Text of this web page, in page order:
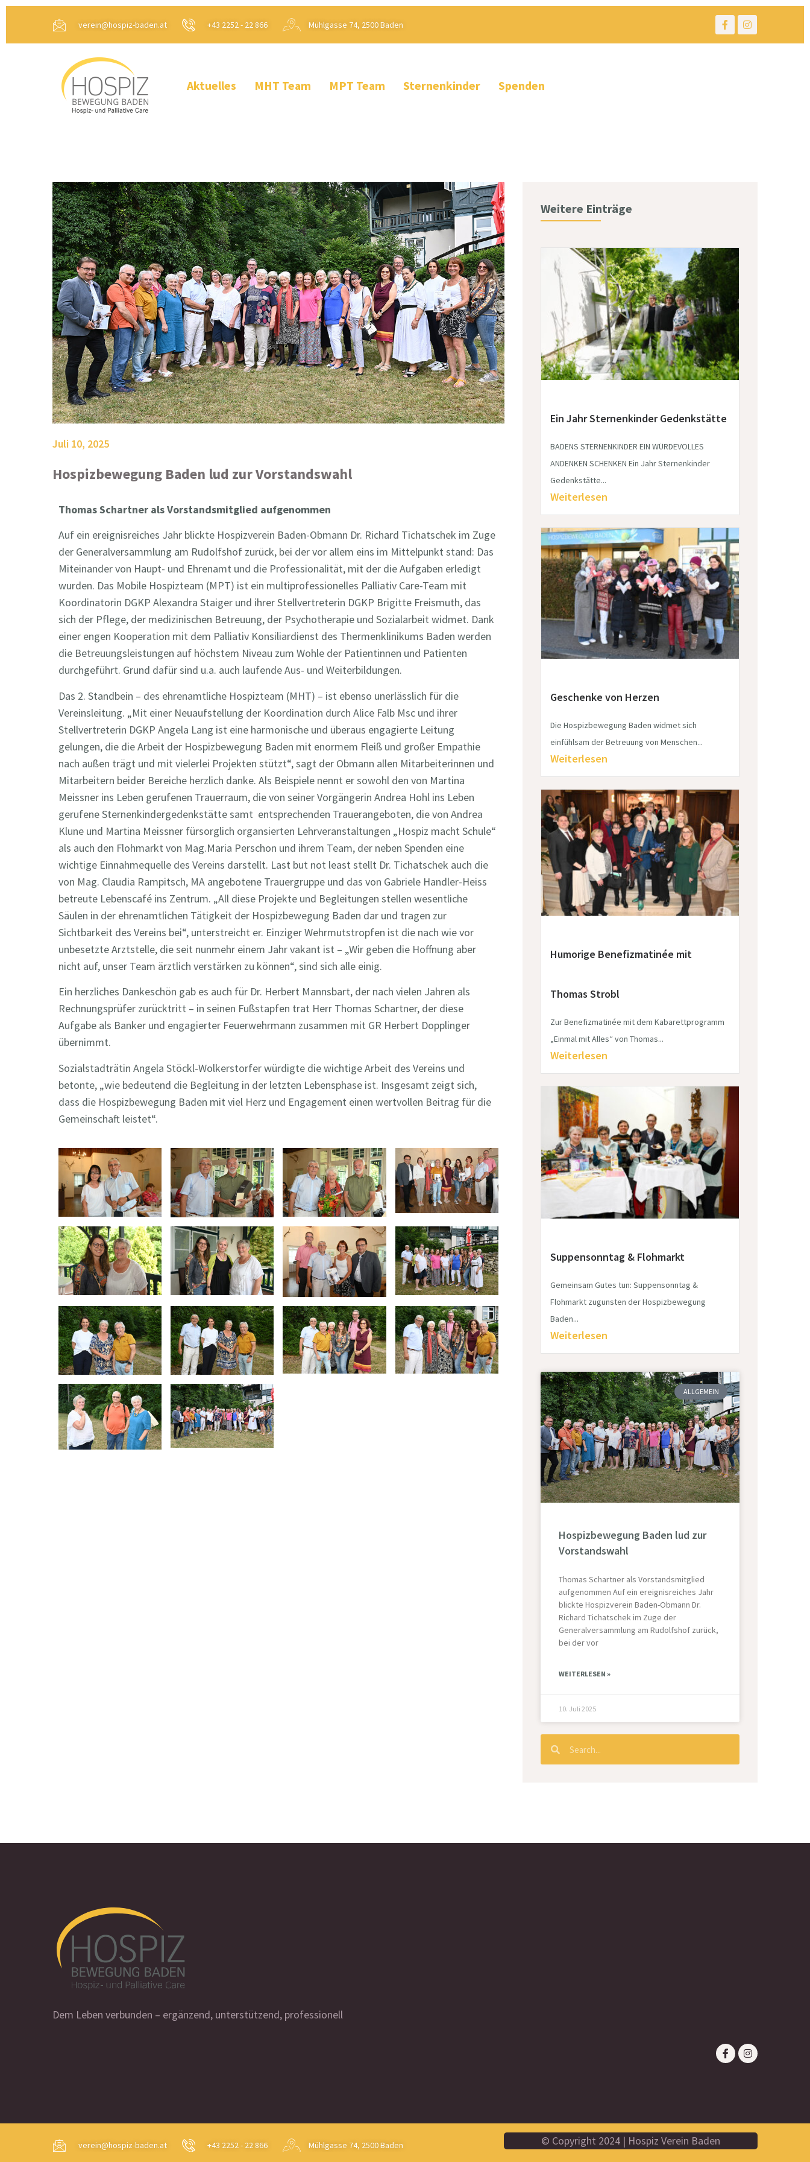
verein@hospiz-baden.at +43 2252 - 22 866 Mühlgasse 74, 2500 Baden
Aktuelles MHT Team MPT Team Sternenkinder Spenden
Juli 10, 2025
Hospizbewegung Baden lud zur Vorstandswahl
Thomas Schartner als Vorstandsmitglied aufgenommen
Auf ein ereignisreiches Jahr blickte Hospizverein Baden-Obmann Dr. Richard Tichatschek im Zuge
der Generalversammlung am Rudolfshof zurück, bei der vor allem eins im Mittelpunkt stand: Das
Miteinander von Haupt- und Ehrenamt und die Professionalität, mit der die Aufgaben erledigt
wurden. Das Mobile Hospizteam (MPT) ist ein multiprofessionelles Palliativ Care-Team mit
Koordinatorin DGKP Alexandra Staiger und ihrer Stellvertreterin DGKP Brigitte Freismuth, das
sich der Pflege, der medizinischen Betreuung, der Psychotherapie und Sozialarbeit widmet. Dank
einer engen Kooperation mit dem Palliativ Konsiliardienst des Thermenklinikums Baden werden
die Betreuungsleistungen auf höchstem Niveau zum Wohle der Patientinnen und Patienten
durchgeführt. Grund dafür sind u.a. auch laufende Aus- und Weiterbildungen.
Das 2. Standbein – des ehrenamtliche Hospizteam (MHT) – ist ebenso unerlässlich für die
Vereinsleitung. „Mit einer Neuaufstellung der Koordination durch Alice Falb Msc und ihrer
Stellvertreterin DGKP Angela Lang ist eine harmonische und überaus engagierte Leitung
gelungen, die die Arbeit der Hospizbewegung Baden mit enormem Fleiß und großer Empathie
nach außen trägt und mit vielerlei Projekten stützt“, sagt der Obmann allen Mitarbeiterinnen und
Mitarbeitern beider Bereiche herzlich danke. Als Beispiele nennt er sowohl den von Martina
Meissner ins Leben gerufenen Trauerraum, die von seiner Vorgängerin Andrea Hohl ins Leben
gerufene Sternenkindergedenkstätte samt entsprechenden Trauerangeboten, die von Andrea
Klune und Martina Meissner fürsorglich organsierten Lehrveranstaltungen „Hospiz macht Schule“
als auch den Flohmarkt von Mag.Maria Perschon und ihrem Team, der neben Spenden eine
wichtige Einnahmequelle des Vereins darstellt. Last but not least stellt Dr. Tichatschek auch die
von Mag. Claudia Rampitsch, MA angebotene Trauergruppe und das von Gabriele Handler-Heiss
betreute Lebenscafé ins Zentrum. „All diese Projekte und Begleitungen stellen wesentliche
Säulen in der ehrenamtlichen Tätigkeit der Hospizbewegung Baden dar und tragen zur
Sichtbarkeit des Vereins bei“, unterstreicht er. Einziger Wehrmutstropfen ist die nach wie vor
unbesetzte Arztstelle, die seit nunmehr einem Jahr vakant ist – „Wir geben die Hoffnung aber
nicht auf, unser Team ärztlich verstärken zu können“, sind sich alle einig.
Ein herzliches Dankeschön gab es auch für Dr. Herbert Mannsbart, der nach vielen Jahren als
Rechnungsprüfer zurücktritt – in seinen Fußstapfen trat Herr Thomas Schartner, der diese
Aufgabe als Banker und engagierter Feuerwehrmann zusammen mit GR Herbert Dopplinger
übernimmt.
Sozialstadträtin Angela Stöckl-Wolkerstorfer würdigte die wichtige Arbeit des Vereins und
betonte, „wie bedeutend die Begleitung in der letzten Lebensphase ist. Insgesamt zeigt sich,
dass die Hospizbewegung Baden mit viel Herz und Engagement einen wertvollen Beitrag für die
Gemeinschaft leistet“.
Weitere Einträge
Ein Jahr Sternenkinder Gedenkstätte
BADENS STERNENKINDER EIN WÜRDEVOLLES
ANDENKEN SCHENKEN Ein Jahr Sternenkinder
Gedenkstätte...
Weiterlesen
Geschenke von Herzen
Die Hospizbewegung Baden widmet sich
einfühlsam der Betreuung von Menschen...
Weiterlesen
Humorige Benefizmatinée mit
Thomas Strobl
Zur Benefizmatinée mit dem Kabarettprogramm
„Einmal mit Alles“ von Thomas...
Weiterlesen
Suppensonntag & Flohmarkt
Gemeinsam Gutes tun: Suppensonntag &
Flohmarkt zugunsten der Hospizbewegung
Baden...
Weiterlesen
ALLGEMEIN
Hospizbewegung Baden lud zur
Vorstandswahl
Thomas Schartner als Vorstandsmitglied
aufgenommen Auf ein ereignisreiches Jahr
blickte Hospizverein Baden-Obmann Dr.
Richard Tichatschek im Zuge der
Generalversammlung am Rudolfshof zurück,
bei der vor
WEITERLESEN »
10. Juli 2025
Dem Leben verbunden – ergänzend, unterstützend, professionell
verein@hospiz-baden.at +43 2252 - 22 866 Mühlgasse 74, 2500 Baden © Copyright 2024 | Hospiz Verein Baden